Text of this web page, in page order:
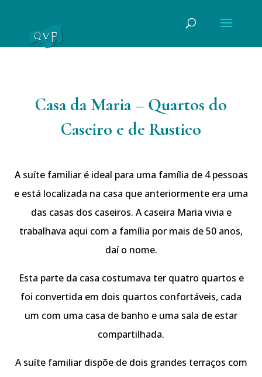
Casa da Maria – Quartos do
Caseiro e de Rustico
A suíte familiar é ideal para uma família de 4 pessoas
e está localizada na casa que anteriormente era uma
das casas dos caseiros. A caseira Maria vivia e
trabalhava aqui com a família por mais de 50 anos,
daí o nome.
Esta parte da casa costumava ter quatro quartos e
foi convertida em dois quartos confortáveis, cada
um com uma casa de banho e uma sala de estar
compartilhada.
A suíte familiar dispõe de dois grandes terraços com